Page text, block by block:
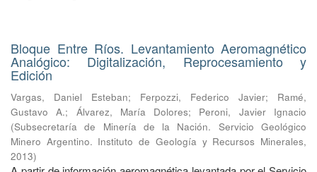
Bloque Entre Ríos. Levantamiento Aeromagnético
Analógico: Digitalización, Reprocesamiento y
Edición
Vargas, Daniel Esteban; Ferpozzi, Federico Javier; Ramé,
Gustavo A.; Álvarez, María Dolores; Peroni, Javier Ignacio
(Subsecretaría de Minería de la Nación. Servicio Geológico
Minero Argentino. Instituto de Geología y Recursos Minerales,
2013)